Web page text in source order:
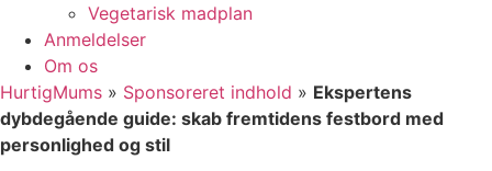
Vegetarisk madplan
Anmeldelser
Om os
HurtigMums » Sponsoreret indhold » Ekspertens
dybdegående guide: skab fremtidens festbord med
personlighed og stil